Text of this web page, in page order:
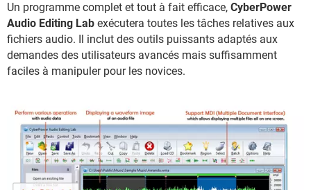
Un programme complet et tout à fait efficace, CyberPower
Audio Editing Lab exécutera toutes les tâches relatives aux
fichiers audio. Il inclut des outils puissants adaptés aux
demandes des utilisateurs avancés mais suffisamment
faciles à manipuler pour les novices.